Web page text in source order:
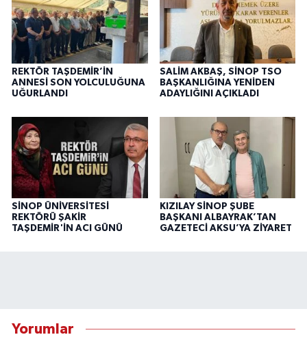
REKTÖR TAŞDEMİR’İN
ANNESİ SON YOLCULUĞUNA
UĞURLANDI
SALİM AKBAŞ, SİNOP TSO
BAŞKANLIĞINA YENİDEN
ADAYLIĞINI AÇIKLADI
SİNOP ÜNİVERSİTESİ
REKTÖRÜ ŞAKİR
TAŞDEMİR'İN ACI GÜNÜ
KIZILAY SİNOP ŞUBE
BAŞKANI ALBAYRAK’TAN
GAZETECİ AKSU’YA ZİYARET
Yorumlar